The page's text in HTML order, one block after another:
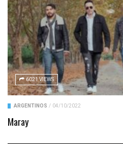
6021 VIEWS
ARGENTINOS / 04/10/2022
Maray